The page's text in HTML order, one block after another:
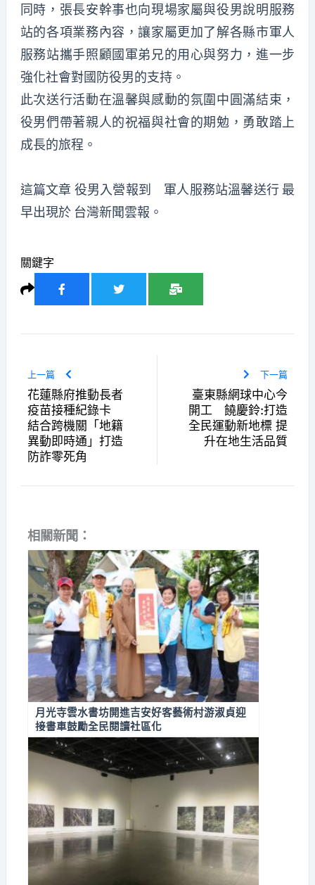
同時，張長安幹事也向現場家屬與役男說明服務
站的各項業務內容，讓家屬更加了解各縣市軍人
服務站攜手照顧國軍弟兄的用心與努力，進一步
強化社會對國防役男的支持。
此次送行活動在溫馨與感動的氛圍中圓滿結束，
役男們帶著親人的祝福與社會的期勉，勇敢踏上
成長的旅程。
這篇文章 役男入營報到 軍人服務站溫馨送行最
早出現於 台灣新聞雲報 。
關鍵字
上一篇
花蓮縣府推動長者
疫苗接種紀錄卡
結合跨機關「地籍
異動即時通」打造
防詐零死角
下一篇
臺東縣網球中心今
開工 饒慶鈴:打造
全民運動新地標 提
升在地生活品質
相關新聞：
月光寺雲水書坊開進吉安好客藝術村游淑貞迎
接書車鼓勵全民閱讀社區化